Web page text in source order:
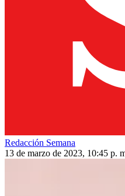
Redacción Semana
13 de marzo de 2023, 10:45 p.